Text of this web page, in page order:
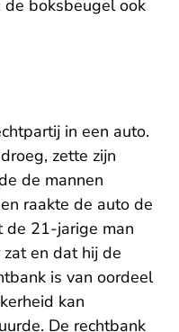
boksbeugel ook
in een auto.
zette zijn
de mannen
raakte de auto de
de 21-jarige man
en dat hij de
is van oordeel
kan
De rechtbank